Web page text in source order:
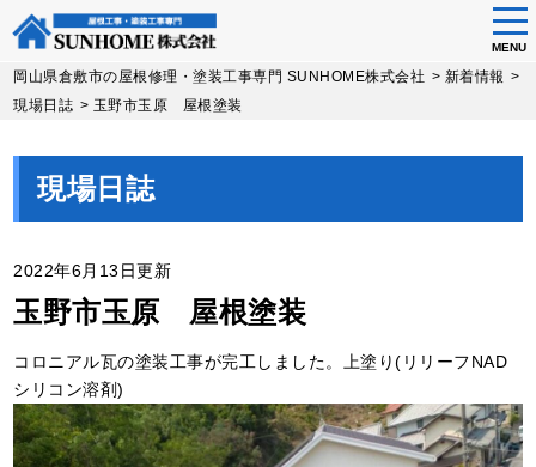
Skip
to
MENU
岡山県倉敷市の屋根修理・塗装工事専門 SUNHOME株式会社 > 新着情報 >
現場日誌 > 玉野市玉原 屋根塗装
現場日誌
2022年6月13日更新
玉野市玉原 屋根塗装
コロニアル瓦の塗装工事が完工しました。上塗り(リリーフNAD
シリコン溶剤)